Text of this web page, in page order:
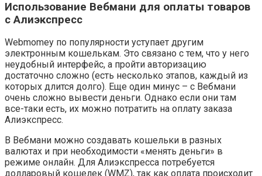
Использование Вебмани для оплаты товаров
с Алиэкспресс
Webmomey по популярности уступает другим
электронным кошелькам. Это связано с тем, что у него
неудобный интерфейс, а пройти авторизацию
достаточно сложно (есть несколько этапов, каждый из
которых длится долго). Еще один минус – с Вебмани
очень сложно вывести деньги. Однако если они там
все-таки есть, их можно потратить на оплату заказа
Алиэкспресс.
В Вебмани можно создавать кошельки в разных
валютах и при необходимости «менять деньги» в
режиме онлайн. Для Алиэкспресса потребуется
долларовый кошелек (WMZ), так как оплата происходит